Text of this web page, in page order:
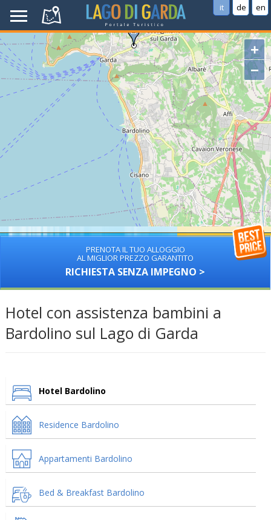
it de en
+
−
PRENOTA IL TUO ALLOGGIO
AL MIGLIOR PREZZO GARANTITO
RICHIESTA SENZA IMPEGNO >
Hotel con assistenza bambini a
Bardolino sul Lago di Garda
Hotel Bardolino
Residence Bardolino
Appartamenti Bardolino
Bed & Breakfast Bardolino